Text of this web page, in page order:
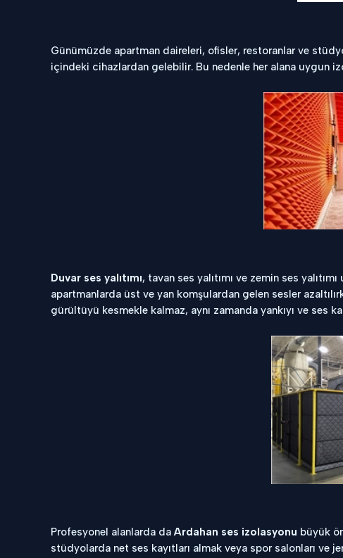
Günümüzde apartman daireleri, ofisler, restoranlar ve
içindeki cihazlardan gelebilir. Bu nedenle her alana uygun
Duvar ses yalıtımı, tavan ses yalıtımı ve zemin ses
apartmanlarda üst ve yan komşulardan gelen sesler
gürültüyü kesmekle kalmaz, aynı zamanda yankıyı ve ses
Profesyonel alanlarda daArdahan ses izolasyonu büyük
stüdyolarda net ses kayıtları almak veya spor salonları ve